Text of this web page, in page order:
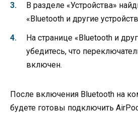
В разделе «Устройства»
«Bluetooth и другие
На странице «Bluetooth и
убедитесь, что
включен.
После включения Bluetooth на
будете готовы подключить